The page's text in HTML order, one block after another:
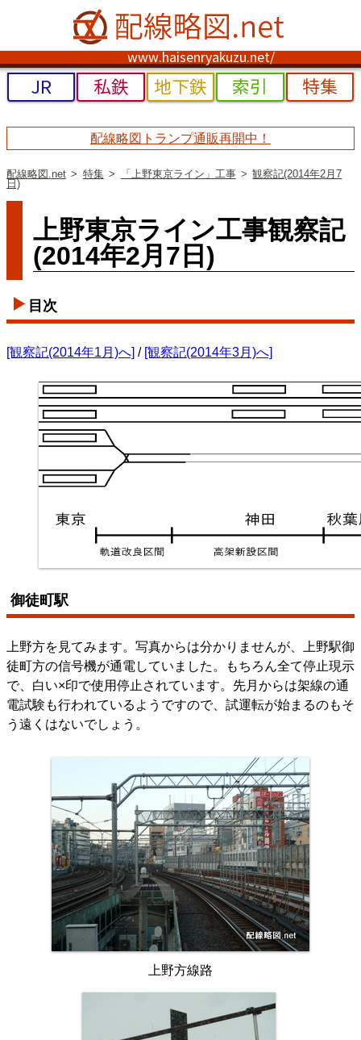
www.haisenryakuzu.net/
JR 私鉄 地下鉄 索引 特集
配線略図トランプ通販再開中！
配線略図.net 特集 「上野東京ライン」工事
観察記(2014年2月7
日)
上野東京ライン工事観察記
(2014年2月7日)
目次
[観察記(2014年1月)へ] / [観察記(2014年3月)へ]
御徒町駅
上野方を見てみます。写真からは分かりませんが、上野駅御
徒町方の信号機が通電していました。もちろん全て停止現示
で、白い×印で使用停止されています。先月からは架線の通
電試験も行われているようですので、試運転が始まるのもそ
う遠くはないでしょう。
上野方線路